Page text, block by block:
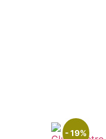
- 19%